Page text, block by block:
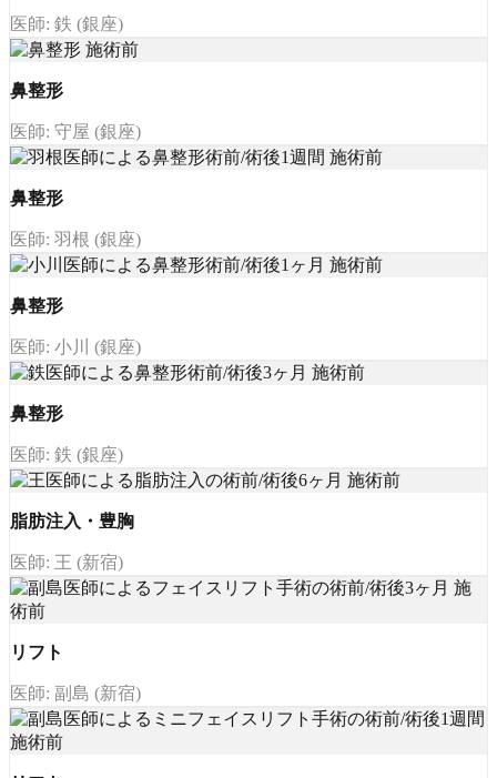
医師: 鉄 (銀座)
鼻整形
医師: 守屋 (銀座)
鼻整形
医師: 羽根 (銀座)
鼻整形
医師: 小川 (銀座)
鼻整形
医師: 鉄 (銀座)
脂肪注入・豊胸
医師: 王 (新宿)
リフト
医師: 副島 (新宿)